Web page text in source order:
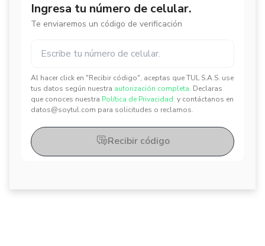
Ingresa tu número de celular.
Te enviaremos un código de verificación
Al hacer click en "Recibir código", aceptas que TUL S.A.S. use
tus datos según nuestra autorización completa. Declaras
que conoces nuestra Política de Privacidad. y contáctanos en
datos@soytul.com para solicitudes o reclamos.
✕
✕
Recibir código